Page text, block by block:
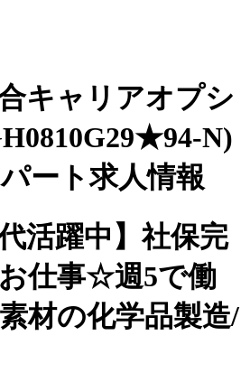
キャリアオプシ
N)
ート求人情報
代活躍中】社保完
仕事☆週5で働
材の化学品製造/